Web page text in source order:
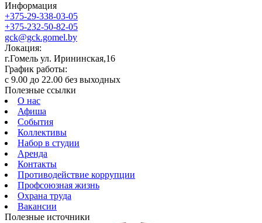
Информация
+375-29-338-03-05
+375-232-50-82-05
gck@gck.gomel.by
Локация:
г.Гомель ул. Ирининская,16
График работы:
с 9.00 до 22.00 без выходных
Полезные ссылки
О нас
Афиша
События
Коллективы
Набор в студии
Аренда
Контакты
Противодействие коррупции
Профсоюзная жизнь
Охрана труда
Вакансии
Полезные источники